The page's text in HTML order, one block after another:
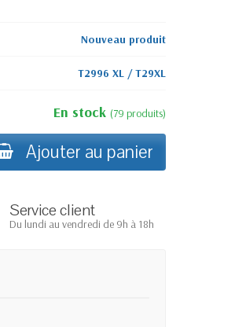
Nouveau produit
T2996 XL / T29XL
En stock (79 produits)
Ajouter au panier
Service client
Du lundi au vendredi de 9h à 18h